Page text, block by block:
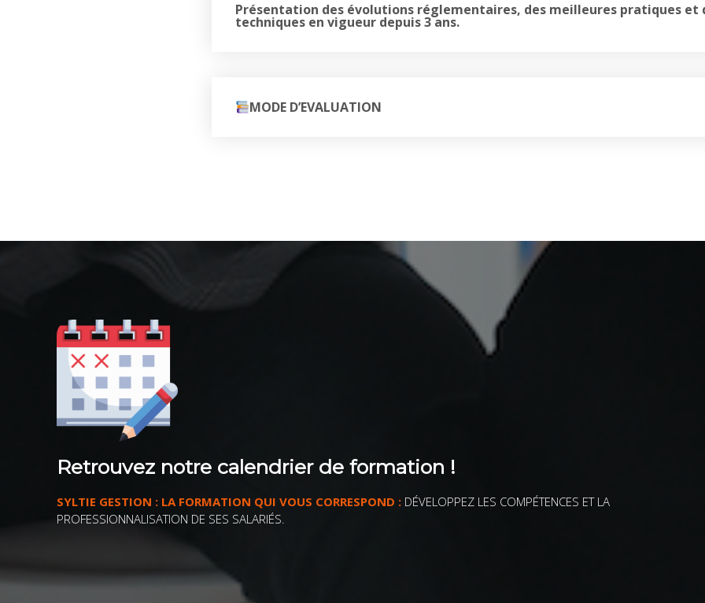
Présentation des évolutions réglementaires, des meilleures pratiques et
techniques en vigueur depuis 3 ans.
MODE D’EVALUATION
Retrouvez notre calendrier de formation !
SYLTIE GESTION : LA FORMATION QUI VOUS CORRESPOND : DÉVELOPPEZ LES COMPÉTENCES ET LA
PROFESSIONNALISATION DE SES SALARIÉS.